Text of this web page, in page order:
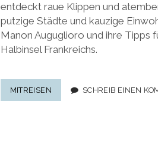
entdeckt raue Klippen und
putzige Städte und kauzige
Manon Auguglioro und ihre Tipps
Halbinsel Frankreichs.
MITREISEN TRAVEL-
TALK
SCHREIB EINEN